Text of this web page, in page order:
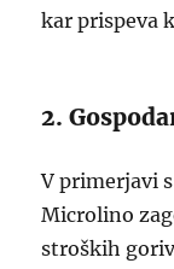
kar prispeva
2.
V primerjavi
Microlino
stroških